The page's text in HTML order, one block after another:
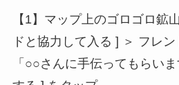
【1】マップ上のゴロゴロ鉱
ドと協力して入る ] ＞ フレ
「○○さんに手伝ってもらい